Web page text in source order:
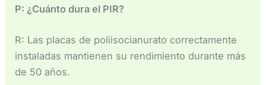
P: ¿Cuánto dura el PIR?
R: Las placas de poliisocianurato correctamente
instaladas mantienen su rendimiento durante más
de 50 años.